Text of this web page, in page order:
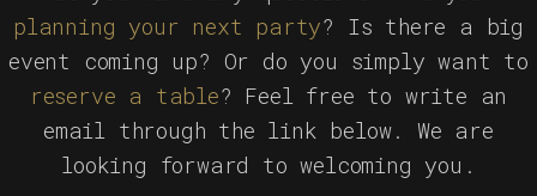
planning your next party? Is there a big
event coming up? Or do you simply want to
reserve a table? Feel free to write an
email through the link below. We are
looking forward to welcoming you.